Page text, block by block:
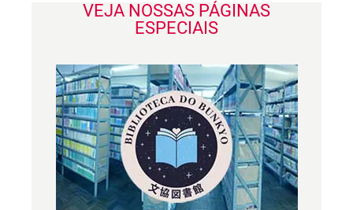
VEJA NOSSAS PÁGINAS
ESPECIAIS